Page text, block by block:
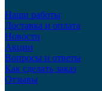
Наши работы
Доставка и оплата
Новости
Акции
Вопросы и ответы
Как сделать заказ
Отзывы